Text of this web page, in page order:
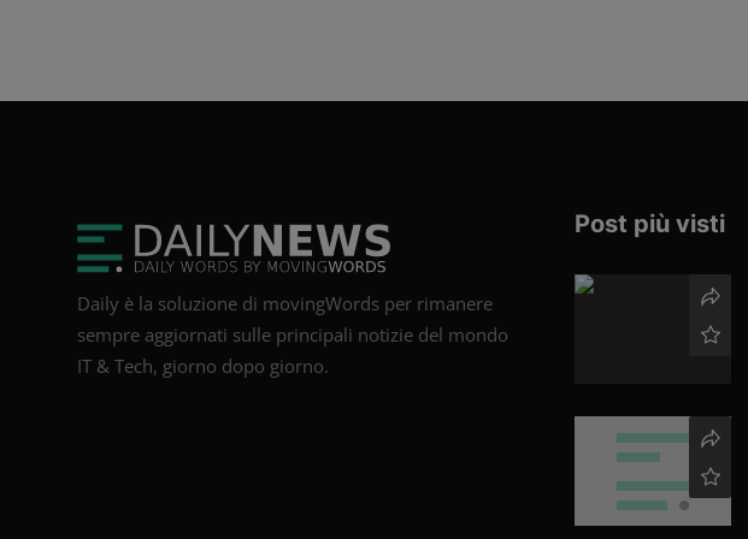
Daily è la soluzione di movingWords per rimanere
sempre aggiornati sulle principali notizie del mondo
IT & Tech, giorno dopo giorno.
Post più visti